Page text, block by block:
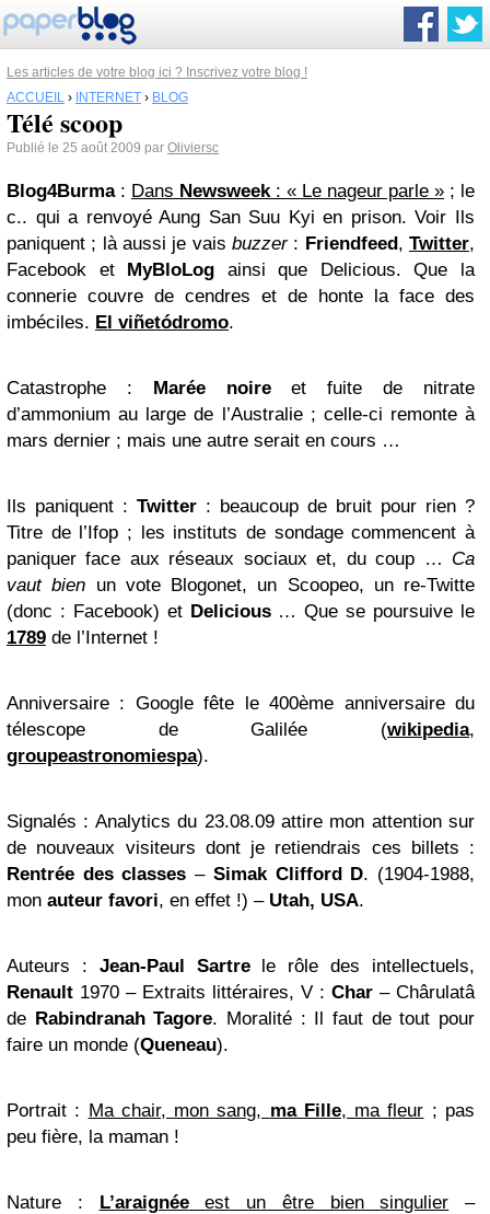
Les articles de votre blog ici ? Inscrivez votre blog !
ACCUEIL › INTERNET › BLOG
Télé scoop
Publié le 25 août 2009 par Oliviersc
Blog4Burma: Dans Newsweek: « Le nageur parle » ; le
c.. qui a renvoyéAung San Suu Kyi en prison. Voir Ils
paniquent ; là aussi je vais buzzer: Friendfeed,Twitter,
Facebook et MyBloLog ainsi que Delicious.Que la
connerie couvre de cendres et de honte la face des
imbéciles. El viñetódromo.
Catastrophe : Marée noireet fuite de nitrate
d’ammonium au large de l’Australie ; celle-ci remonte à
mars dernier ; mais une autre serait en cours …
Ils paniquent : Twitter : beaucoup de bruit pour rien ?
Titre de l’Ifop ; les instituts de sondage commencent à
paniquer face aux réseaux sociaux et, du coup … Ca
vaut bien un vote Blogonet, un Scoopeo, un re-Twitte
(donc : Facebook) et Delicious…Que se poursuive le
1789 de l’Internet !
Anniversaire : Googlefête le 400ème anniversaire du
télescope deGalilée (wikipedia,
groupeastronomiespa).
Signalés : Analytics du 23.08.09 attire mon attention sur
de nouveaux visiteurs dont je retiendrais ces billets :
Rentrée des classes – Simak Clifford D. (1904-1988,
mon auteur favori, en effet !) – Utah, USA.
Auteurs : Jean-Paul Sartrele rôle des intellectuels,
Renault 1970 – Extraits littéraires, V : Char – Chârulatâ
de Rabindranah Tagore. Moralité : Il faut de tout pour
faire un monde (Queneau).
Portrait : Ma chair, mon sang, ma Fille, ma fleur ; pas
peu fière, la maman !
Nature : L’araignéeest un être bien singulier –